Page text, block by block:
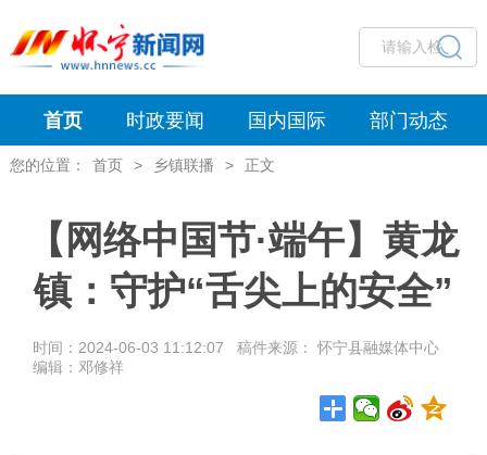
首页 时政要闻 国内国际 部门动态
您的位置： 首页 > 乡镇联播 > 正文
【网络中国节·端午】黄龙
镇：守护“舌尖上的安全”
时间：2024-06-03 11:12:07 稿件来源： 怀宁县融媒体中心
编辑：邓修祥